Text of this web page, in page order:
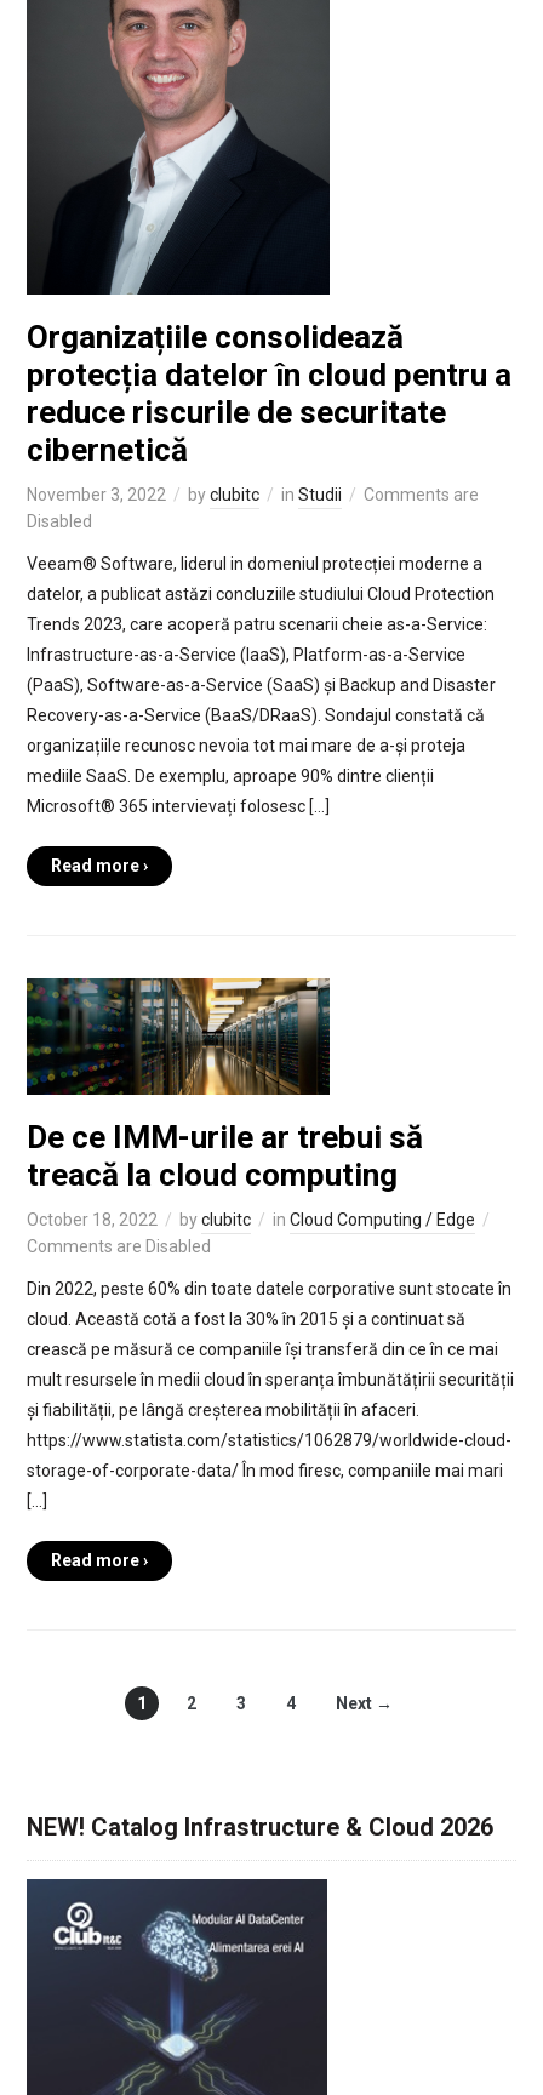
Organizațiile consolidează
protecția datelor în cloud pentru a
reduce riscurile de securitate
cibernetică
November 3, 2022 byclubitc in Studii
Comments are
Disabled
Veeam® Software, liderul in domeniul protecției moderne a
datelor, a publicat astăzi concluziile studiului Cloud Protection
Trends 2023, care acoperă patru scenarii cheie as-a-Service:
Infrastructure-as-a-Service (IaaS), Platform-as-a-Service
(PaaS), Software-as-a-Service (SaaS) și Backup and Disaster
Recovery-as-a-Service (BaaS/DRaaS). Sondajul constată că
organizațiile recunosc nevoia tot mai mare de a-și proteja
mediile SaaS. De exemplu, aproape 90% dintre clienții
Microsoft® 365 intervievați folosesc […]
Read more ›
De ce IMM-urile ar trebui să
treacă la cloud computing
October 18, 2022 byclubitc in Cloud Computing / Edge
Comments are Disabled
Din 2022, peste 60% din toate datele corporative sunt stocate în
cloud. Această cotă a fost la 30% în 2015 și a continuat să
crească pe măsură ce companiile își transferă din ce în ce mai
mult resursele în medii cloud în speranța îmbunătățirii securității
și fiabilității, pe lângă creșterea mobilității în afaceri.
https://www.statista.com/statistics/1062879/worldwide-cloud-
storage-of-corporate-data/ În mod firesc, companiile mai mari
[…]
Read more ›
1 2 3 4 Next →
NEW! Catalog Infrastructure & Cloud 2026